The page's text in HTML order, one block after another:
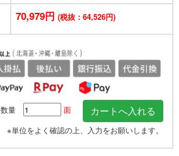
70,979円 (税抜：64,526円)
数量
面
※単位をよく確認の上、入力をお願いします。